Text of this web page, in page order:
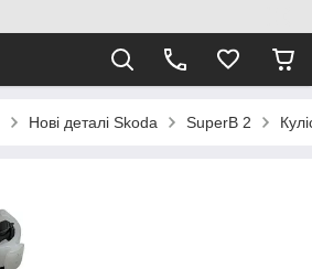
Нові деталі Skoda SuperB 2